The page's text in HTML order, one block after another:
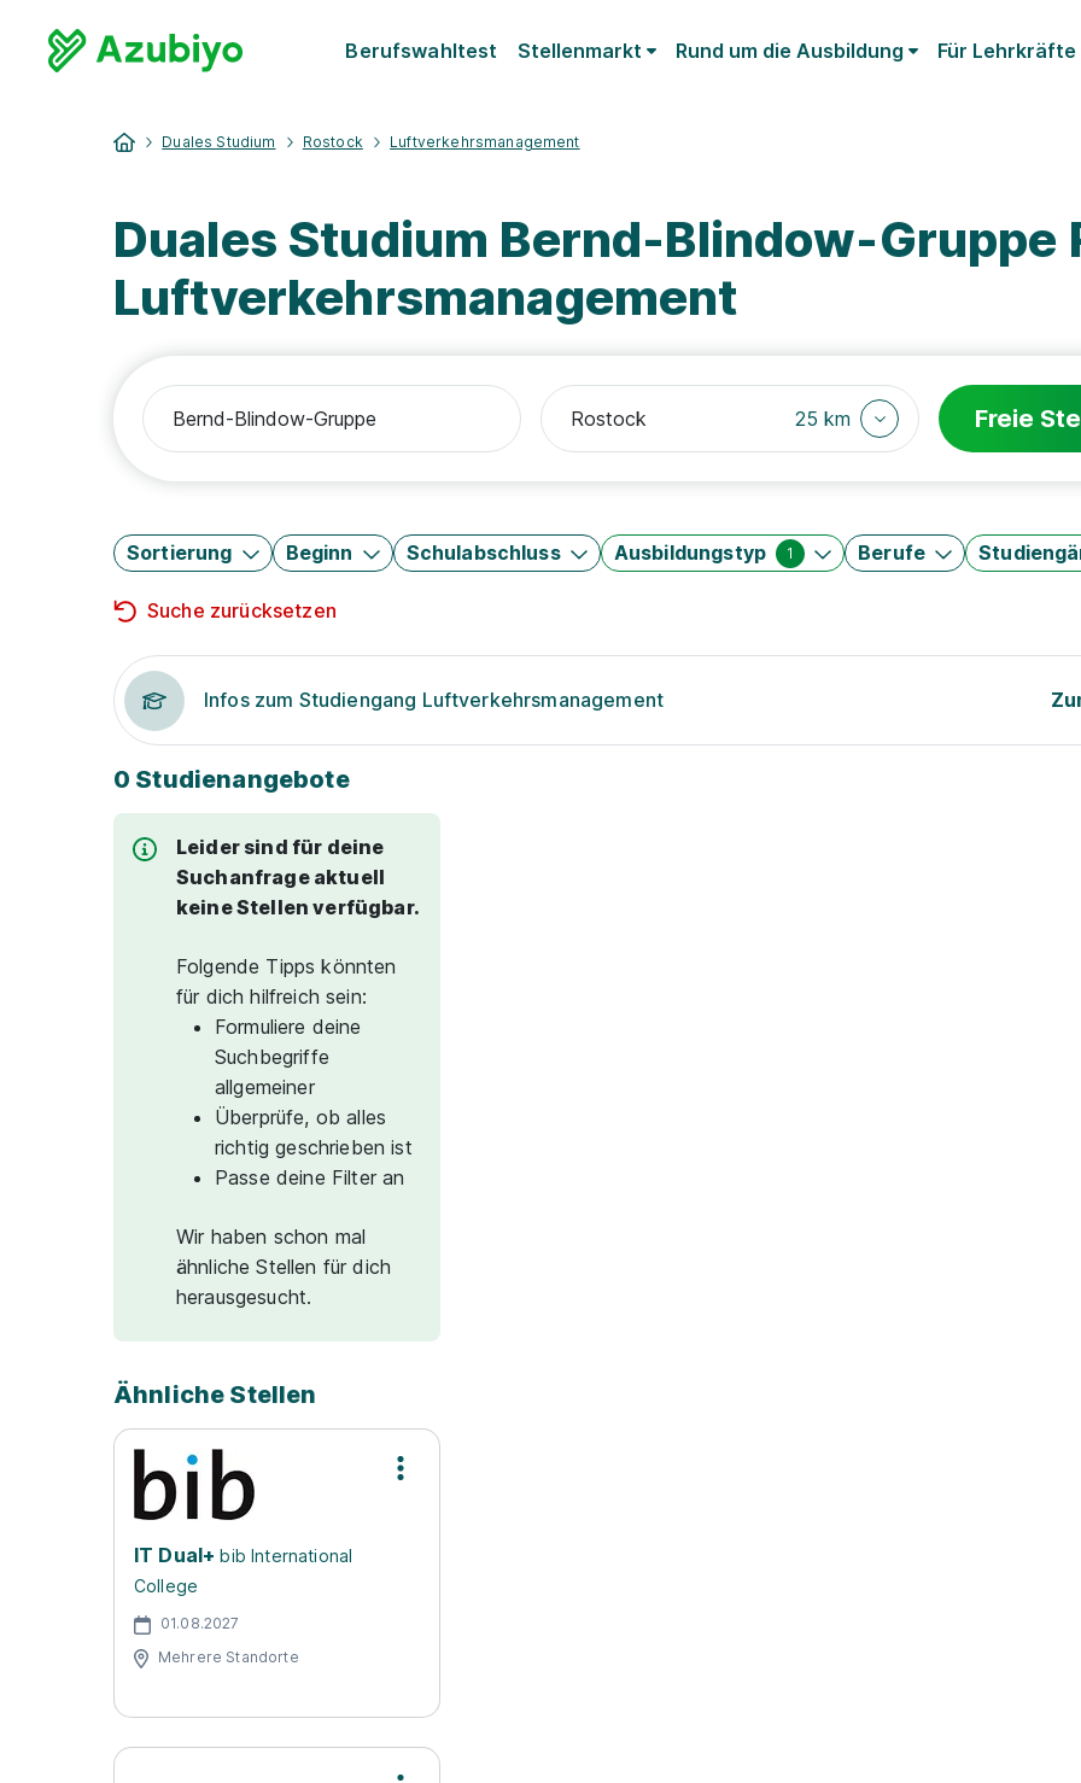
Berufswahltest Stellenmarkt Rund um die Ausbildung Für Lehrkräfte
Duales Studium Rostock Luftverkehrsmanagement
Duales Studium Bernd-Blindow-Gruppe
Luftverkehrsmanagement
25 km Freie
Sortierung Beginn Schulabschluss Ausbildungstyp 1 Berufe
Suche zurücksetzen
Infos zum Studiengang Luftverkehrsmanagement
0 Studienangebote
Leider sind für deine
Suchanfrage aktuell
keine Stellen verfügbar.
Folgende Tipps könnten
für dich hilfreich sein:
Formuliere deine
Suchbegriffe
allgemeiner
Überprüfe, ob alles
richtig geschrieben ist
Passe deine Filter an
Wir haben schon mal
ähnliche Stellen für dich
herausgesucht.
Ähnliche Stellen
IT Dual+ bib International
College
01.08.2027
Mehrere Standorte